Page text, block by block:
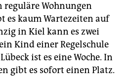
Wohnungen
es kaum Wartezeiten auf
in Kiel kann es zwei
Kind einer Regelschule
ist es eine Woche. In
gibt es sofort einen Platz.